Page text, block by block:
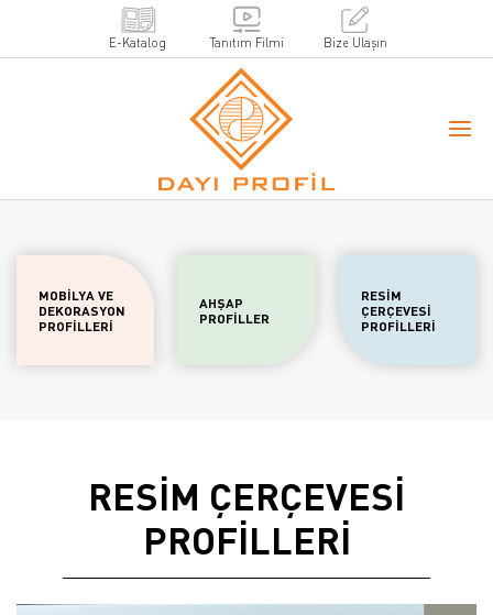
E-Katalog Tanıtım Filmi Bize Ulaşın
MOBİLYA VE
DEKORASYON
PROFİLLERİ
AHŞAP
PROFİLLER
RESİM
ÇERÇEVESİ
PROFİLLERİ
RESİM ÇERÇEVESİ
PROFİLLERİ